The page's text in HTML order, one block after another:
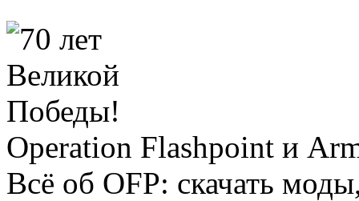
Operation Flashpoint и
Всё об OFP: скачать